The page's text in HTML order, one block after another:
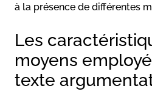
à la présence de différentes
Les
moyens
texte